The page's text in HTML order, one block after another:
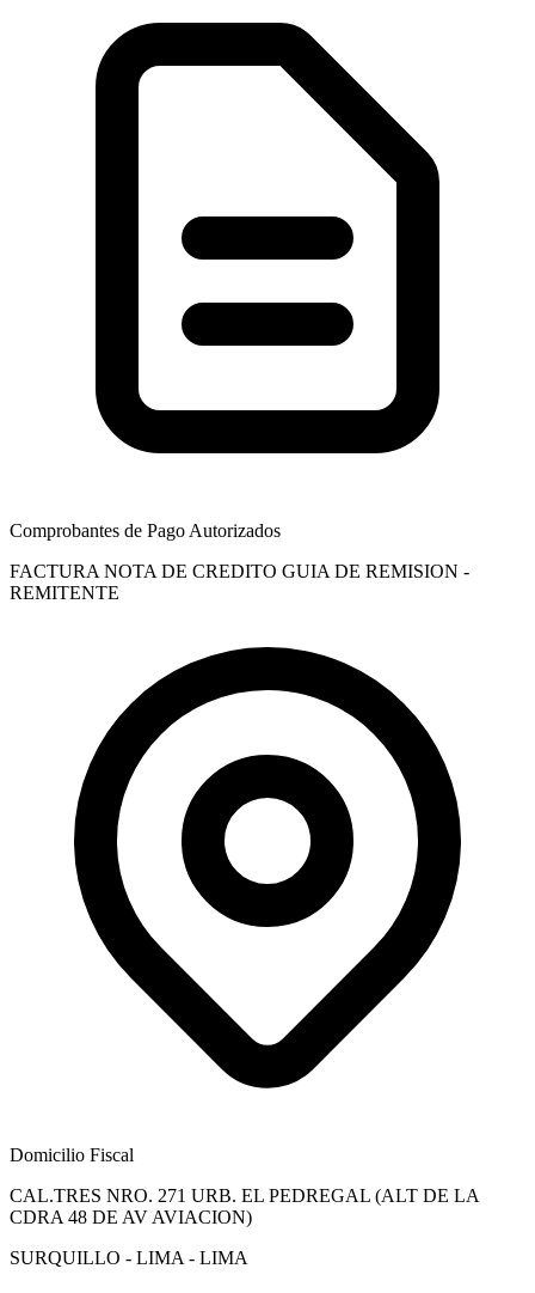
Comprobantes de Pago Autorizados
FACTURA NOTA DE CREDITO GUIA DE REMISION -
REMITENTE
Domicilio Fiscal
CAL.TRES NRO. 271 URB. EL PEDREGAL (ALT DE LA
CDRA 48 DE AV AVIACION)
SURQUILLO - LIMA - LIMA